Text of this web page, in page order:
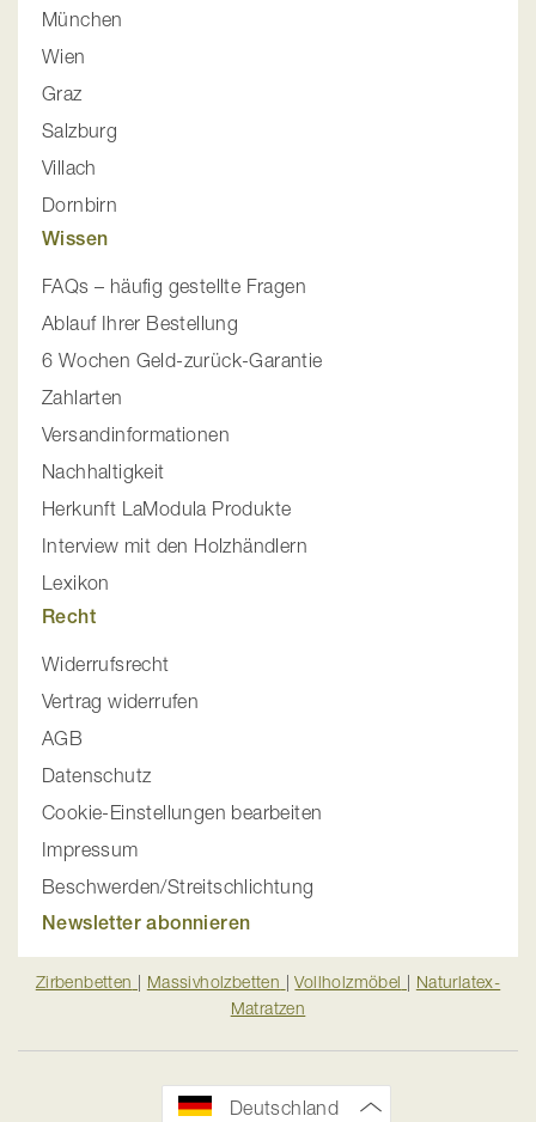
München
Wien
Graz
Salzburg
Villach
Dornbirn
Wissen
FAQs – häufig gestellte Fragen
Ablauf Ihrer Bestellung
6 Wochen Geld-zurück-Garantie
Zahlarten
Versandinformationen
Nachhaltigkeit
Herkunft LaModula Produkte
Interview mit den Holzhändlern
Lexikon
Recht
Widerrufsrecht
Vertrag widerrufen
AGB
Datenschutz
Cookie-Einstellungen bearbeiten
Impressum
Beschwerden/Streitschlichtung
Newsletter abonnieren
Zirbenbetten | Massivholzbetten |Vollholzmöbel | Naturlatex-
Matratzen
Deutschland